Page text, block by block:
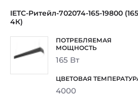
IETC-Ритейл-702074-165-19800
4К)
165 Вт
4000